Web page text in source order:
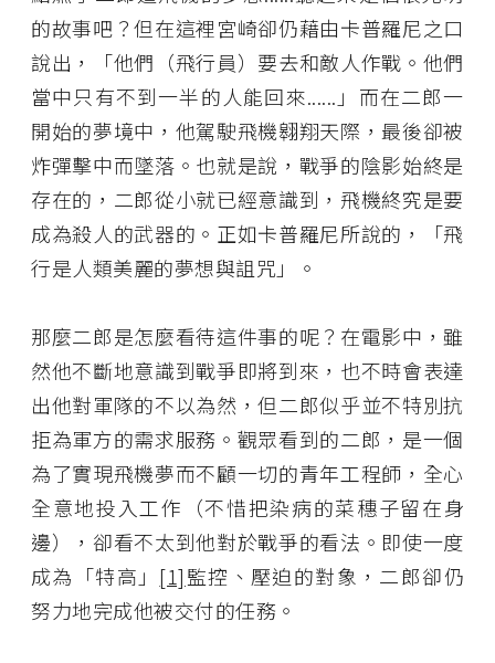
的故事吧？但在這裡宮崎卻仍藉由卡普羅尼之口
說出，「他們（飛行員）要去和敵人作戰。他們
當中只有不到一半的人能回來......」而在二郎一
開始的夢境中，他駕駛飛機翱翔天際，最後卻被
炸彈擊中而墜落。也就是說，戰爭的陰影始終是
存在的，二郎從小就已經意識到，飛機終究是要
成為殺人的武器的。正如卡普羅尼所說的，「飛
行是人類美麗的夢想與詛咒」。
那麼二郎是怎麼看待這件事的呢？在電影中，雖
然他不斷地意識到戰爭即將到來，也不時會表達
出他對軍隊的不以為然，但二郎似乎並不特別抗
拒為軍方的需求服務。觀眾看到的二郎，是一個
為了實現飛機夢而不顧一切的青年工程師，全心
全意地投入工作（不惜把染病的菜穗子留在身
邊），卻看不太到他對於戰爭的看法。即使一度
成為「特高」 [1]監控、壓迫的對象，二郎卻仍
努力地完成他被交付的任務。